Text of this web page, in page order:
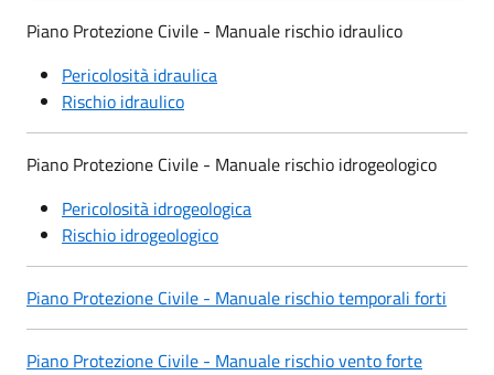
Piano Protezione Civile - Manuale rischio idraulico
Pericolosità idraulica
Rischio idraulico
Piano Protezione Civile - Manuale rischio idrogeologico
Pericolosità idrogeologica
Rischio idrogeologico
Piano Protezione Civile - Manuale rischio temporali forti
Piano Protezione Civile - Manuale rischio vento forte